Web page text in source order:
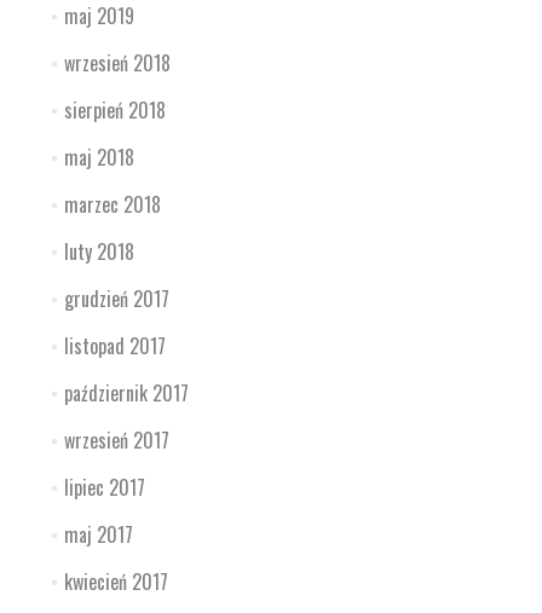
maj 2019
wrzesień 2018
sierpień 2018
maj 2018
marzec 2018
luty 2018
grudzień 2017
listopad 2017
październik 2017
wrzesień 2017
lipiec 2017
maj 2017
kwiecień 2017